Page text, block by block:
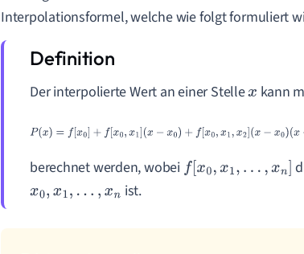
Interpolationsformel, welche wie folgt formuliert
Der interpolierte Wert an einer Stellex kann
P( x)=f[ x0]+f[x0,x1 ](x−x 0) +f[x0,x1,x2](x−x0)(x
berechnet werden, wobei f[x0,x1,...,x n ]
x0,x 1,..., x n ist.